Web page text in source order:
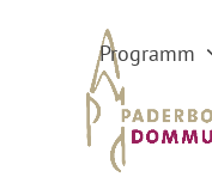
Programm